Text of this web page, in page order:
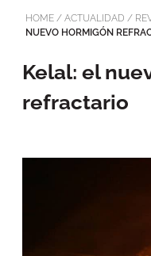
HOME/ ACTUALIDAD /
NUEVO HORMIGÓN
Kelal: el
refractario